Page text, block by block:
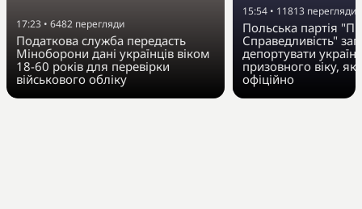
17:23 • 6482 перегляди
Податкова служба передасть
Міноборони дані українців віком
18-60 років для перевірки
військового обліку
15:54 • 11813 перегляди
Польська партія
Справедливість"
депортувати
призовного віку,
офіційно